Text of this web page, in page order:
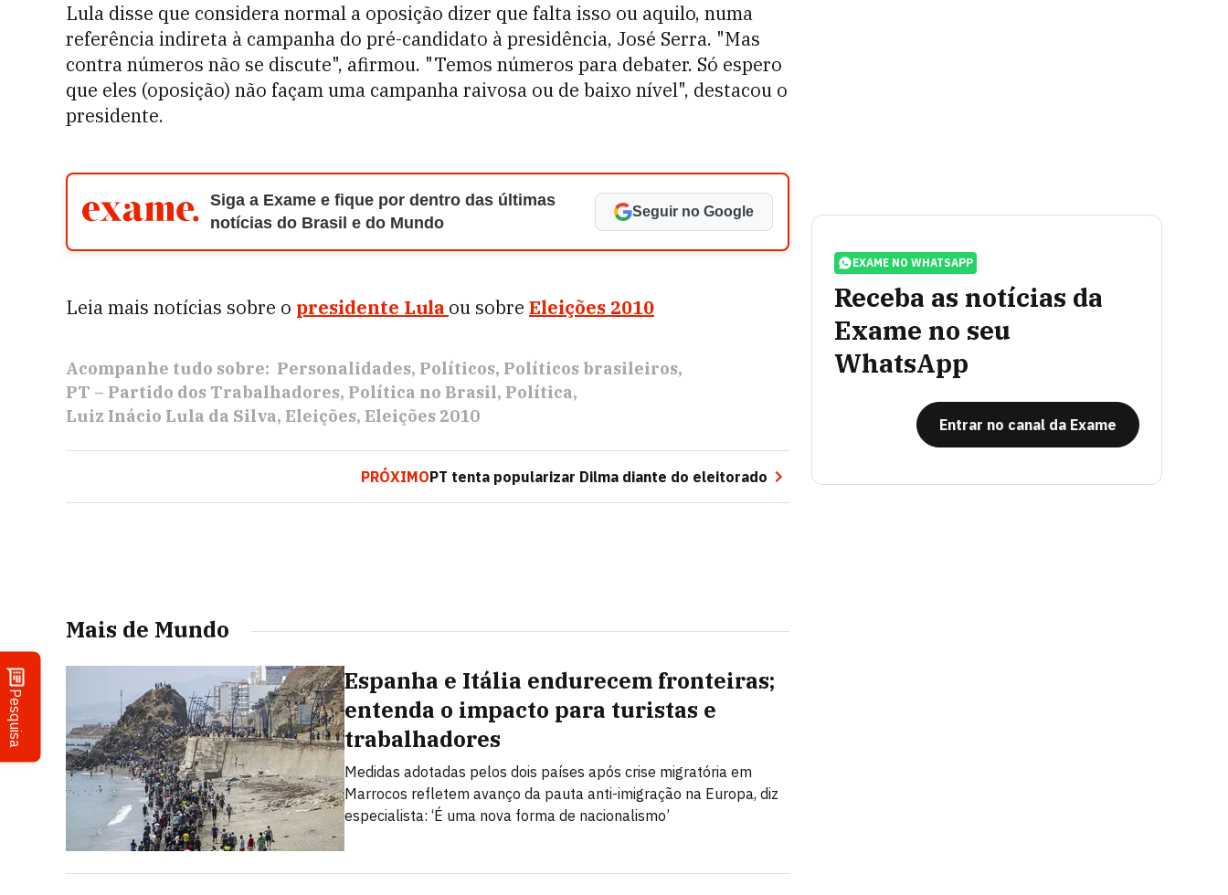
Pesquisa
Lula disse que considera normal a oposição dizer que falta isso ou aquilo, numa
referência indireta à campanha do pré-candidato à presidência, José Serra. "Mas
contra números não se discute", afirmou. "Temos números para debater. Só espero
que eles (oposição) não façam uma campanha raivosa ou de baixo nível", destacou o
presidente.
Siga a Exame e fique por dentro das últimas
notícias do Brasil e do Mundo
Seguir no Google
Leia mais notícias sobre o presidente Lula ou sobre Eleições 2010
Acompanhe tudo sobre: Personalidades Políticos Políticos brasileiros
PT – Partido dos Trabalhadores Política no Brasil Política
Luiz Inácio Lula da Silva Eleições Eleições 2010
PRÓXIMOPT tenta popularizar Dilma diante do eleitorado
Mais de Mundo
Espanha e Itália endurecem fronteiras;
entenda o impacto para turistas e
trabalhadores
Medidas adotadas pelos dois países após crise migratória em
Marrocos refletem avanço da pauta anti-imigração na Europa, diz
especialista: ‘É uma nova forma de nacionalismo’
EXAME NO WHATSAPP
Receba as notícias da
Exame no seu
WhatsApp
Entrar no canal da Exame